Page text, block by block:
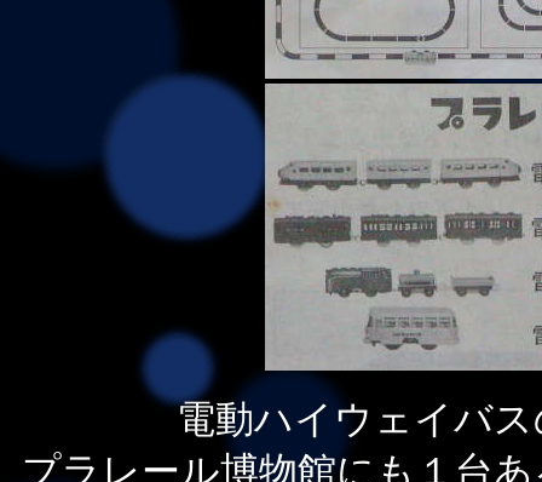
電動ハイウェイバ
プラレール博物館にも１台